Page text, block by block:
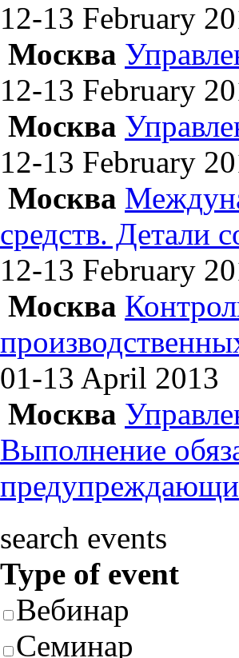
12-13 February
Москва
12-13 February
Москва
12-13 February
Москва
средств. Детали
12-13 February
Москва
01-13 April 2013
Москва
Выполнение
search events
Type of event
Вебинар
Семинар